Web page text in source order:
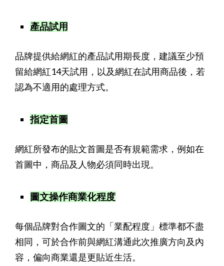
產品試用
品牌提供給網紅的產品試用期長度，建議至少預
留給網紅14天試用，以及網紅在試用商品後，若
認為不適用的處理方式。
指定首圖
網紅所發布的貼文首圖是否有規範需求，例如在
首圖中，商品及人物必須同時出現。
圖文操作商業化程度
每個品牌對合作圖文的「業配程度」標準都不盡
相同，可於合作前與網紅溝通此次推廣方向及內
容，偏向商業還是更貼近生活。